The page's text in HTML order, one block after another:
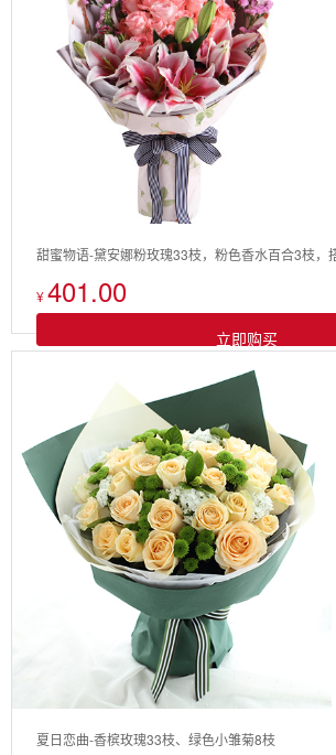
甜蜜物语-黛安娜粉玫瑰33枝，粉色香水百合3枝，
¥401.00
立即购买
夏日恋曲-香槟玫瑰33枝、绿色小雏菊8枝